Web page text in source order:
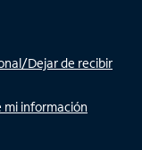
Dejar de recibir
mi información